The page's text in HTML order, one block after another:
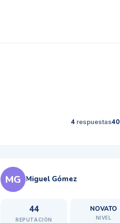
4 respuestas40
MG Miguel Gómez
44
REPUTACIÓN
NOVATO
NIVEL